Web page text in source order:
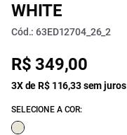
WHITE
Cód.: 63ED12704_26_2
R$ 349,00
3X de R$ 116,33 sem juros
SELECIONE A COR: